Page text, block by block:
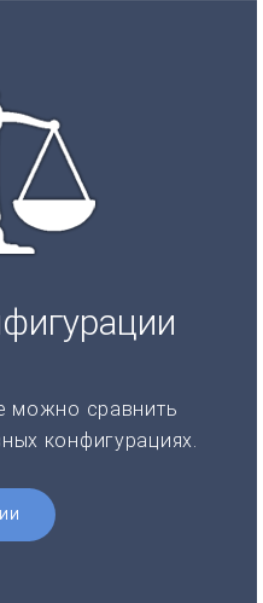
можно сравнить
конфигурациях.